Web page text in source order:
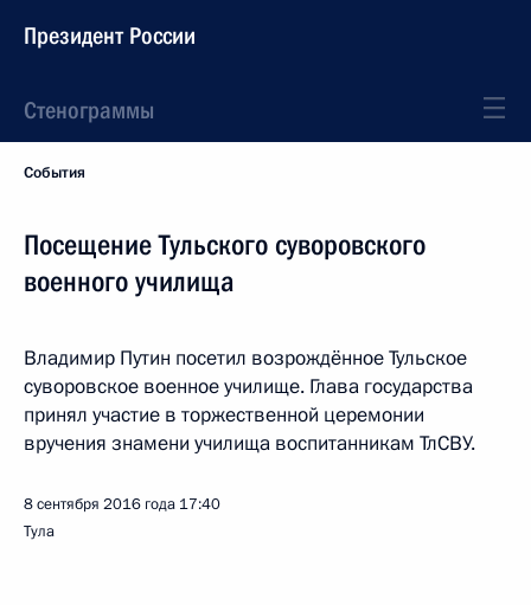
Президент России
Стенограммы
События
Посещение Тульского суворовского
военного училища
Владимир Путин посетил возрождённое Тульское
суворовское военное училище. Глава государства
принял участие в торжественной церемонии
вручения знамени училища воспитанникам ТлСВУ.
8 сентября 2016 года 17:40
Тула